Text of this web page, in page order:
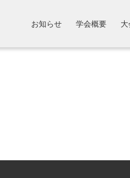
お知らせ 学会概要